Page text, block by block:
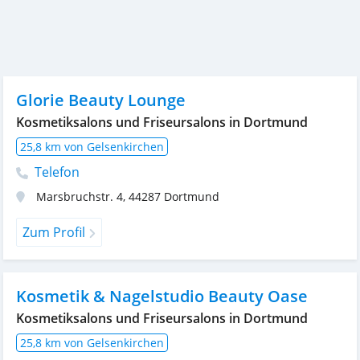
Glorie Beauty Lounge
Kosmetiksalons und Friseursalons in Dortmund
25,8 km von Gelsenkirchen
Telefon
Marsbruchstr. 4, 44287 Dortmund
Zum Profil
Kosmetik & Nagelstudio Beauty Oase
Kosmetiksalons und Friseursalons in Dortmund
25,8 km von Gelsenkirchen